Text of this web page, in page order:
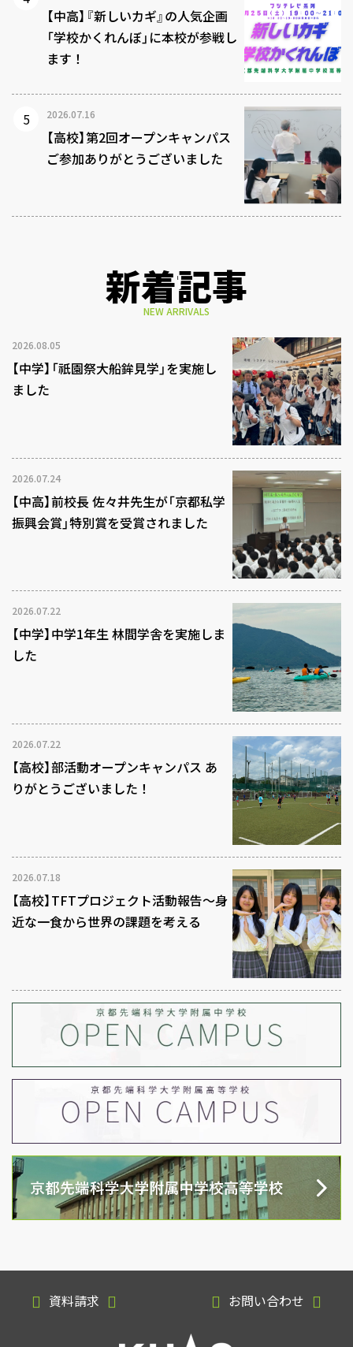
【中高】『新しいカギ』の人気企画
「学校かくれんぼ」に本校が参戦し
ます！
2026.07.16
【高校】第2回オープンキャンパス
ご参加ありがとうございました
新着記事
NEW ARRIVALS
2026.08.05
【中学】「祇園祭大船鉾見学」を実施し
ました
2026.07.24
【中高】前校長 佐々井先生が「京都私学
振興会賞」特別賞を受賞されました
2026.07.22
【中学】中学1年生 林間学舎を実施しま
した
2026.07.22
【高校】部活動オープンキャンパス あ
りがとうございました！
2026.07.18
【高校】TFTプロジェクト活動報告～身
近な一食から世界の課題を考える
資料請求 お問い合わせ